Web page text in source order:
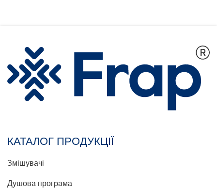
КАТАЛОГ ПРОДУКЦІЇ
Змішувачі
Душова програма